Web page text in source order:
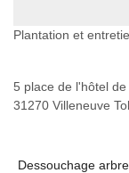
Plantation et
5 place de l'hôtel de
31270 Villeneuve
Dessouchage